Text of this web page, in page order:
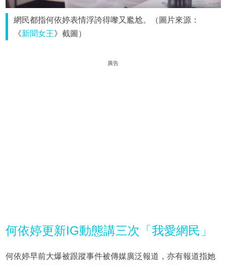
網民都指何依婷表情浮誇得嚟又尷尬。（圖片來源：
《新聞女王》截圖）
廣告
何依婷更新IG動態講三次「我愛網民」
何依婷早前大爆被跟蹤事件被傳媒廣泛報道，亦有報道指她